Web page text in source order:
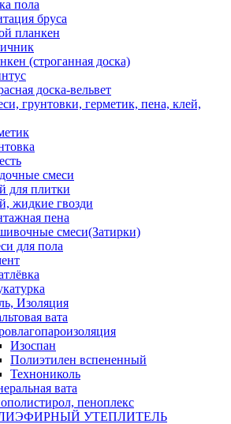
пола
бруса
планкен
(строганная доска)
доска-вельвет
грунтовки, герметик, пена, клей,
смеси
для плитки
жидкие гвозди
пена
смеси(Затирки)
для пола
Изоляция
вата
Изоспан
Полиэтилен вспененный
Технониколь
вата
пеноплекс
УТЕПЛИТЕЛЬ